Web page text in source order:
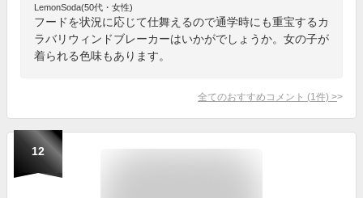
LemonSoda(50代・女性)
フードを状況に応じて仕舞えるので通学時にも重宝するカ
ラバリウィンドブレーカーはいかがでしょうか。女の子が
着られる色味もあります。
全てのおすすめコメント (1 件) >
12